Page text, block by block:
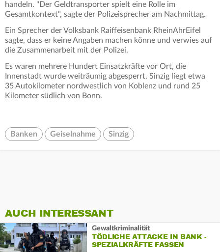
handeln. "Der Geldtransporter spielt eine Rolle im
Gesamtkontext", sagte der Polizeisprecher am Nachmittag.
Ein Sprecher der Volksbank Raiffeisenbank RheinAhrEifel
sagte, dass er keine Angaben machen könne und verwies auf
die Zusammenarbeit mit der Polizei.
Es waren mehrere Hundert Einsatzkräfte vor Ort, die
Innenstadt wurde weiträumig abgesperrt. Sinzig liegt etwa
35 Autokilometer nordwestlich von Koblenz und rund 25
Kilometer südlich von Bonn.
Banken Geiselnahme Sinzig
AUCH INTERESSANT
Gewaltkriminalität
TÖDLICHE ATTACKE IN BANK -
SPEZIALKRÄFTE FASSEN